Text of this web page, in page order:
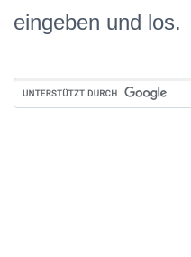
eingeben und los.